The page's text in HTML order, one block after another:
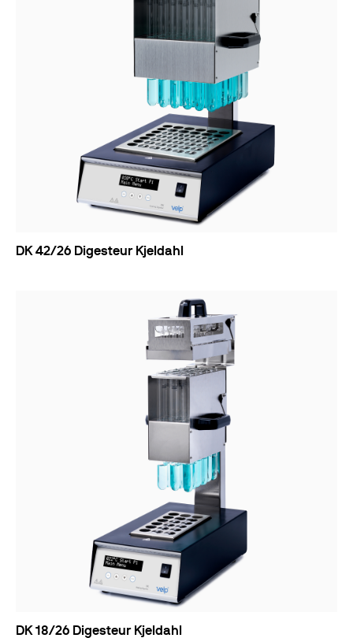
DK 42/26 Digesteur Kjeldahl
DK 18/26 Digesteur Kjeldahl